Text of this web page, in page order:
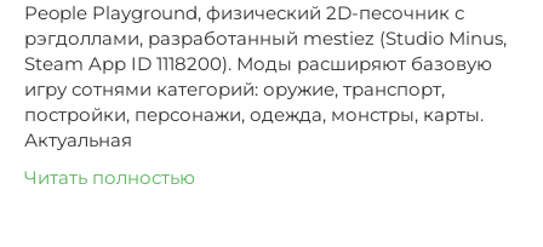
People Playground, физический 2D-песочник с
рэгдоллами, разработанный mestiez (Studio Minus,
Steam App ID 1118200). Моды расширяют базовую
игру сотнями категорий: оружие, транспорт,
постройки, персонажи, одежда, монстры, карты.
Актуальная
Читать полностью